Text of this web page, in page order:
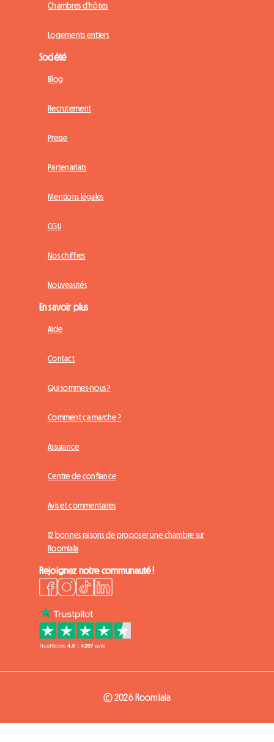
Chambres d'hôtes
Logements entiers
Société
Blog
Recrutement
Presse
Partenariats
Mentions légales
CGU
Nos chiffres
Nouveautés
En savoir plus
Aide
Contact
Qui sommes-nous ?
Comment ça marche ?
Assurance
Centre de confiance
Avis et commentaires
12 bonnes raisons de proposer une chambre sur
Roomlala
Rejoignez notre communauté !
© 2026 Roomlala